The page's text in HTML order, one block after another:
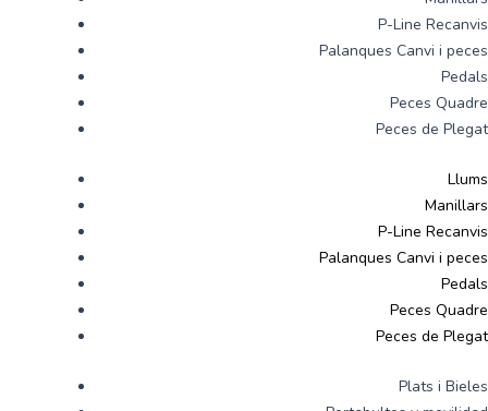
P-Line Recanvis
Palanques Canvi i peces
Pedals
Peces Quadre
Peces de Plegat
Llums
Manillars
P-Line Recanvis
Palanques Canvi i peces
Pedals
Peces Quadre
Peces de Plegat
Plats i Bieles